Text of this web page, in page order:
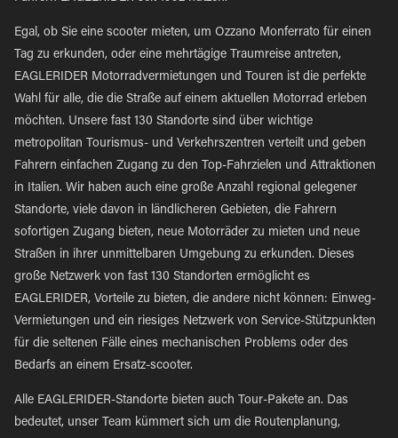
Egal, ob Sie eine scooter mieten, um Ozzano Monferrato für einen
Tag zu erkunden, oder eine mehrtägige Traumreise antreten,
EAGLERIDER Motorradvermietungen und Touren ist die perfekte
Wahl für alle, die die Straße auf einem aktuellen Motorrad erleben
möchten. Unsere fast 130 Standorte sind über wichtige
metropolitan Tourismus- und Verkehrszentren verteilt und geben
Fahrern einfachen Zugang zu den Top-Fahrzielen und Attraktionen
in Italien. Wir haben auch eine große Anzahl regional gelegener
Standorte, viele davon in ländlicheren Gebieten, die Fahrern
sofortigen Zugang bieten, neue Motorräder zu mieten und neue
Straßen in ihrer unmittelbaren Umgebung zu erkunden. Dieses
große Netzwerk von fast 130 Standorten ermöglicht es
EAGLERIDER, Vorteile zu bieten, die andere nicht können: Einweg-
Vermietungen und ein riesiges Netzwerk von Service-Stützpunkten
für die seltenen Fälle eines mechanischen Problems oder des
Bedarfs an einem Ersatz-scooter.
Alle EAGLERIDER-Standorte bieten auch Tour-Pakete an. Das
bedeutet, unser Team kümmert sich um die Routenplanung,